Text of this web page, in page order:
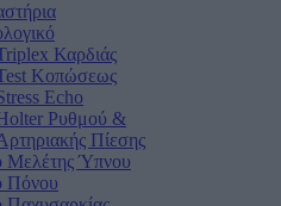
Καρδιάς
Κοπώσεως
Echo
Ρυθμού &
Πίεσης
Μελέτης Ύπνου
Πόνου